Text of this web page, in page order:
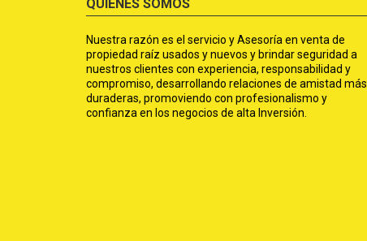
QUIÉNES SOMOS
Nuestra razón es el servicio y Asesoría en venta de
propiedad raíz usados y nuevos y brindar seguridad a
nuestros clientes con experiencia, responsabilidad y
compromiso, desarrollando relaciones de amistad más
duraderas, promoviendo con profesionalismo y
confianza en los negocios de alta Inversión.